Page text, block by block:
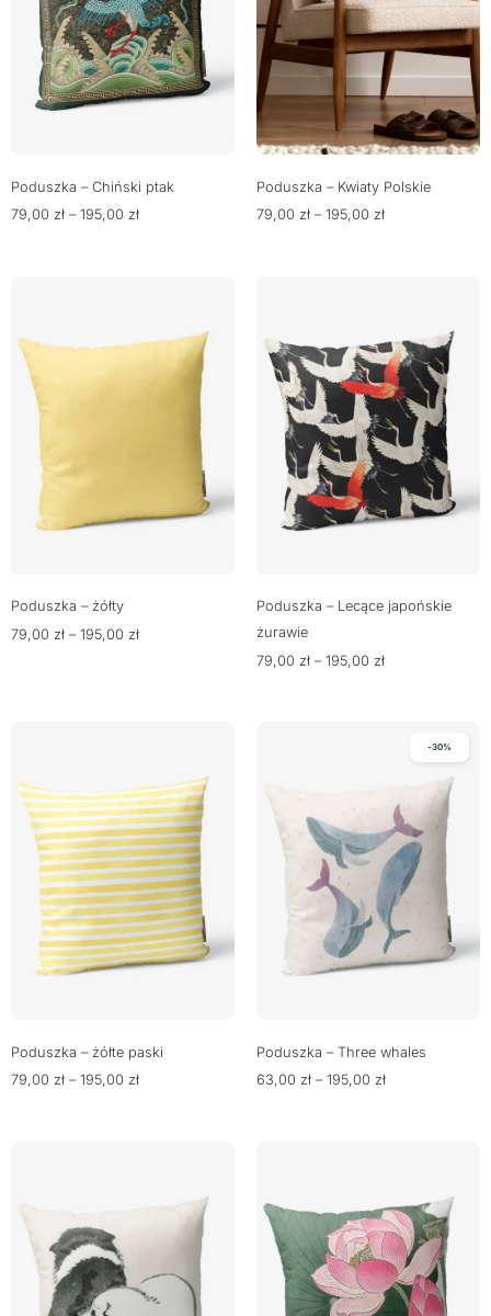
Poduszka – Chiński ptak
79,00 zł – 195,00 zł
Poduszka – Kwiaty Polskie
79,00 zł – 195,00 zł
Poduszka – żółty
79,00 zł – 195,00 zł
Poduszka – Lecące japońskie
żurawie
79,00 zł – 195,00 zł
Poduszka – żółte paski
79,00 zł – 195,00 zł
-30%
Poduszka – Three whales
63,00 zł – 195,00 zł